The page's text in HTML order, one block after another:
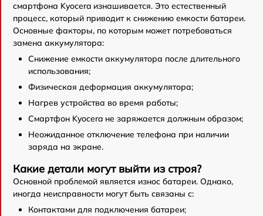
смартфона Kyocera изнашивается. Это естественный
процесс, который приводит к снижению емкости батареи.
Основные факторы, по которым может потребоваться
замена аккумулятора:
Снижение емкости аккумулятора после длительного
использования;
Физическая деформация аккумулятора;
Нагрев устройства во время работы;
Смартфон Kyocera не заряжается должным образом;
Неожиданное отключение телефона при наличии
заряда на экране.
Какие детали могут выйти из строя?
Основной проблемой является износ батареи. Однако,
иногда неисправности могут быть связаны с:
Контактами для подключения батареи;